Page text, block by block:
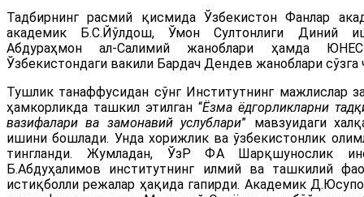
Тадбирнинг расмий қисмида Ўзбекистон Фанлар
академик Б.С.Йўлдош, Ўмон Султонлиги Диний
Абдураҳмон ал-Салимий жаноблари ҳамда
Ўзбекистондаги вакили Бардач Дендев жаноблари сўзга
Тушлик танаффусидан сўнг Институтнинг мажлислар
ҳамкорликда ташкил этилган “Ёзма ёдгорликларни
вазифалари ва замонавий услублари” мавзуидаги
ишини бошлади. Унда хорижлик ва ўзбекистонлик
тингланди. Жумладан, ЎзР ФА Шарқшунослик
Б.Абдуҳалимов институтнинг илмий ва ташкилий
истиқболли режалар ҳақида гапирди. Академик